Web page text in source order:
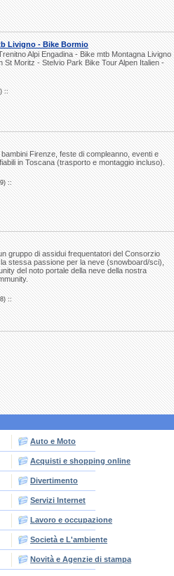
Livigno - Bike Bormio
Alpi Engadina - Bike mtb Montagna Livigno
St Moritz - Stelvio Park Bike Tour Alpen Italien -
::
Firenze, feste di compleanno, eventi e
in Toscana (trasporto e montaggio incluso).
::
gruppo di assidui frequentatori del Consorzio
stessa passione per la neve (snowboard/sci),
del noto portale della neve della nostra
::
Auto e Moto
Acquisti e shopping online
Divertimento
Servizi Internet
Lavoro e occupazione
Società e L'ambiente
Novità e Agenzie di stampa